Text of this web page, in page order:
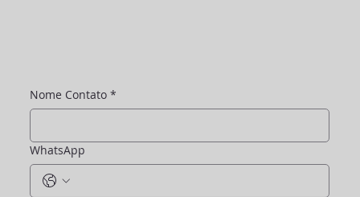
Nome Contato *
WhatsApp